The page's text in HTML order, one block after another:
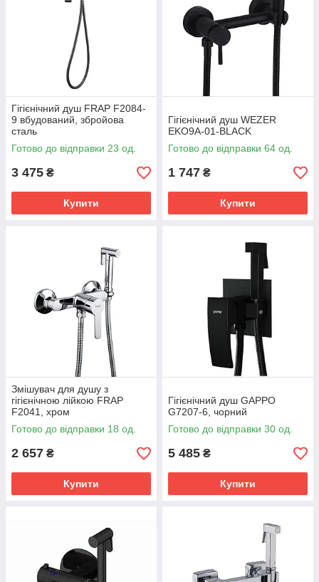
Гігієнічний душ FRAP F2084-
9 вбудований, збройова
сталь
Готово до відправки 23 од.
3 475 ₴
Купити
Гігієнічний душ WEZER
EKO9A-01-BLACK
Готово до відправки 64 од.
1 747 ₴
Купити
Змішувач для душу з
гігієнічною лійкою FRAP
F2041, хром
Готово до відправки 18 од.
2 657 ₴
Купити
Гігієнічний душ GAPPO
G7207-6, чорний
Готово до відправки 30 од.
5 485 ₴
Купити